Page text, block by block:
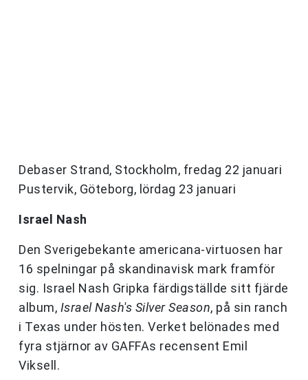
Debaser Strand, Stockholm, fredag 22 januari
Pustervik, Göteborg, lördag 23 januari
Israel Nash
Den Sverigebekante americana-virtuosen har
16 spelningar på skandinavisk mark framför
sig. Israel Nash Gripka färdigställde sitt fjärde
album, Israel Nash's Silver Season, på sin ranch
i Texas under hösten. Verket belönades med
fyra stjärnor av GAFFAs recensent Emil
Viksell.